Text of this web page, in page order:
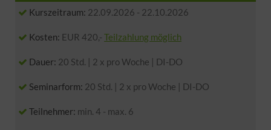
Kurszeitraum: 22.09.2026 - 22.10.2026
Kosten: EUR 420,- Teilzahlung möglich
Dauer: 20 Std. | 2 x pro Woche | DI-DO
Seminarform: 20 Std. | 2 x pro Woche | DI-DO
Teilnehmer: min. 4 - max. 6